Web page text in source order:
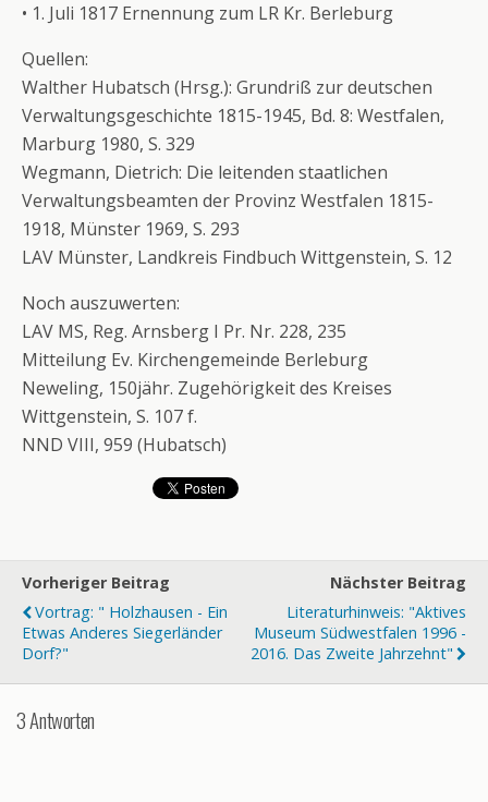
• 1. Juli 1817 Ernennung zum LR Kr. Berleburg
Quellen:
Walther Hubatsch (Hrsg.): Grundriß zur deutschen
Verwaltungsgeschichte 1815-1945, Bd. 8: Westfalen,
Marburg 1980, S. 329
Wegmann, Dietrich: Die leitenden staatlichen
Verwaltungsbeamten der Provinz Westfalen 1815-
1918, Münster 1969, S. 293
LAV Münster, Landkreis Findbuch Wittgenstein, S. 12
Noch auszuwerten:
LAV MS, Reg. Arnsberg I Pr. Nr. 228, 235
Mitteilung Ev. Kirchengemeinde Berleburg
Neweling, 150jähr. Zugehörigkeit des Kreises
Wittgenstein, S. 107 f.
NND VIII, 959 (Hubatsch)
Vorheriger Beitrag
Vortrag: " Holzhausen - Ein
Etwas Anderes Siegerländer
Dorf?"
Nächster Beitrag
Literaturhinweis: "Aktives
Museum Südwestfalen 1996 -
2016. Das Zweite Jahrzehnt"
3 Antworten